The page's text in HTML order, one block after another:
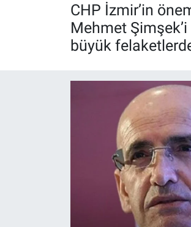
CHP İzmir’in
Mehmet Şimşek’i
büyük
Son Dakika Haberleri
Haber Arşivi